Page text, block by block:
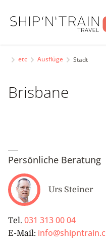
etc Ausflüge Stadt
Brisbane
Persönliche Beratung
Urs Steiner
Tel. 031 313 00 04
E-Mail: